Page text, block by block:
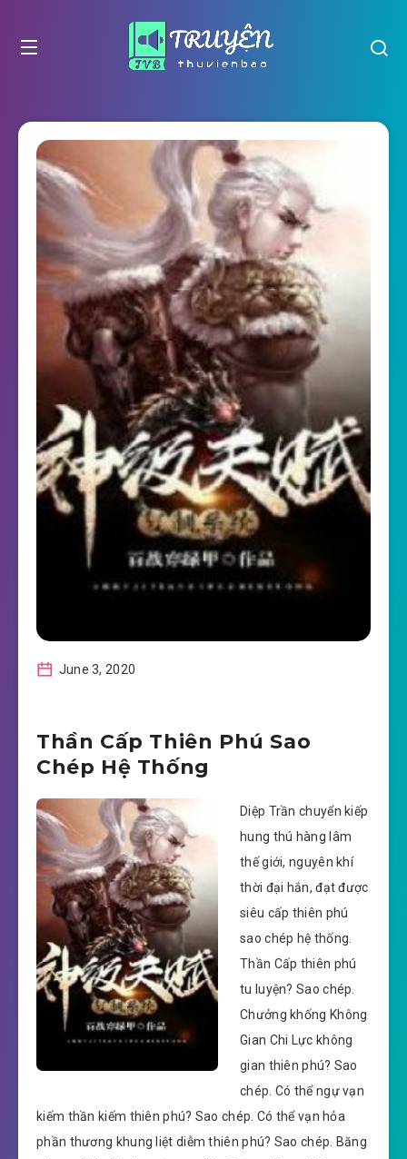
June 3, 2020
Thần Cấp Thiên Phú Sao
Chép Hệ Thống
Diệp Trần chuyển kiếp
hung thú hàng lâm
thế giới, nguyên khí
thời đại hắn, đạt được
siêu cấp thiên phú
sao chép hệ thống.
Thần Cấp thiên phú
tu luyện? Sao chép.
Chưởng khống Không
Gian Chi Lực không
gian thiên phú? Sao
chép. Có thể ngự vạn
kiếm thần kiếm thiên phú? Sao chép. Có thể vạn hỏa
phần thương khung liệt diễm thiên phú? Sao chép. Băng